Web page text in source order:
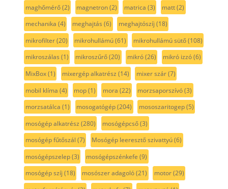
maghőmérő(2) magnetron(2) matrica (3) matt(2)
mechanika (4) meghajtás (6) meghajtószíj (18)
mikrofilter(20) mikrohullámú(61) mikrohullámú sütő(108)
mikroszálas (1) mikroszűrő(20) mikró(26) mikró izzó(6)
MixBox(1) mixergép alkatrész (14) mixer szár(7)
mobil klíma (4) mop(1) mora (22) morzsaporszívó(3)
morzsatálca (1) mosogatógép(204) mososzaritogep(5)
mosógép alkatrész (280) mosógépcső(3)
mosógép fűtőszál (7) Mosógép leeresztő szivattyú(6)
mosógépszelep(3) mosógépszénkefe (9)
mosógép szíj (18) mosószer adagoló(21) motor(29)